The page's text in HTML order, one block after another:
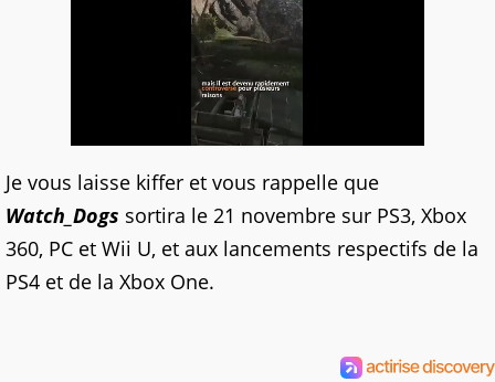
Je vous laisse kiffer et vous rappelle que
Watch_Dogs sortira le 21 novembre sur PS3, Xbox
360, PC et Wii U, et aux lancements respectifs de la
PS4 et de la Xbox One.